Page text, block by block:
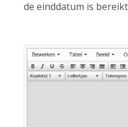
de einddatum is